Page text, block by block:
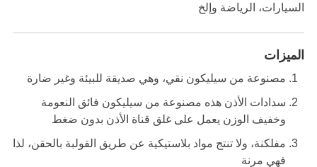
السيارات، الرياضة وإلخ
الميزات
مصنوعة من سيليكون نقي، وهي صديقة للبيئة وغير ضارة
سدادات الأذن هذه مصنوعة من سيليكون فائق النعومة
وخفيف الوزن يعمل على غلق قناة الأذن بدون ضغط
مفلكنة، ولا تنتج مواد بلاستيكية عن طريق القولبة بالحقن، لذا
فهي مرنة